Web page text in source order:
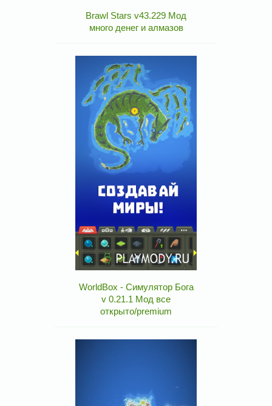
Brawl Stars v43.229 Мод
много денег и алмазов
WorldBox - Симулятор Бога
v 0.21.1 Мод все
открыто/premium